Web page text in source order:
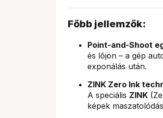
Főbb jellemzők:
Point-and-Shoot
és lőjön – a gép
exponálás után.
ZINK Zero Ink
A speciális ZINK
képek